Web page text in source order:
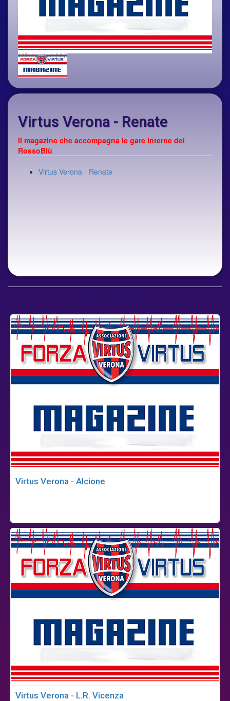
Virtus Verona - Renate
Il magazine che accompagna le gare interne dei
RossoBlù
Virtus Verona - Renate
Virtus Verona - Alcione
Virtus Verona - L.R. Vicenza